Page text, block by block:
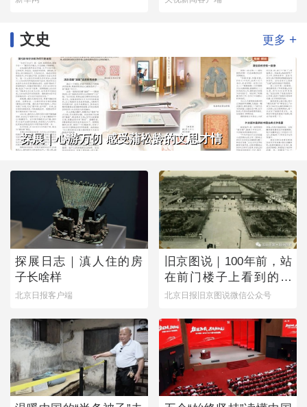
文史 更多 +
探展｜心游万仞 感受蒲松龄的文思才情
探展日志｜滇人住的房
子长啥样
北京日报客户端
旧京图说｜100年前，站
在前门楼子上看到的是
这番景象
北京日报旧京图说微信公众号